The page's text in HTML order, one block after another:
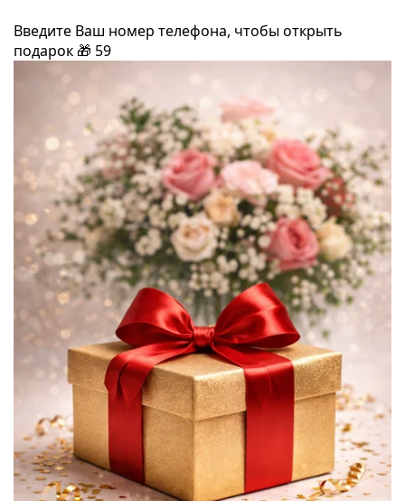
Введите Ваш номер телефона, чтобы открыть
подарок 🎁 59